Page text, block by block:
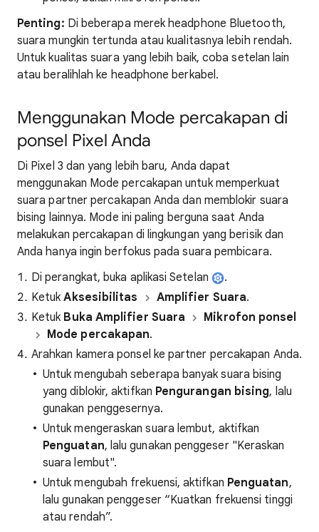
Penting: Di beberapa merek headphone Bluetooth,
suara mungkin tertunda atau kualitasnya lebih rendah.
Untuk kualitas suara yang lebih baik, coba setelan lain
atau beralihlah ke headphone berkabel.
Menggunakan Mode percakapan di
ponsel Pixel Anda
Di Pixel 3 dan yang lebih baru, Anda dapat
menggunakan Mode percakapan untuk memperkuat
suara partner percakapan Anda dan memblokir suara
bising lainnya. Mode ini paling berguna saat Anda
melakukan percakapan di lingkungan yang berisik dan
Anda hanya ingin berfokus pada suara pembicara.
Di perangkat, buka aplikasi Setelan
.
KetukAksesibilitas Amplifier Suara.
Ketuk Buka Amplifier Suara
Mikrofon ponsel
Mode percakapan.
Arahkan kamera ponsel ke partner percakapan Anda.
Untuk mengubah seberapa banyak suara bising
yang diblokir, aktifkan Pengurangan bising, lalu
gunakan penggesernya.
Untuk mengeraskan suara lembut, aktifkan
Penguatan, lalu gunakan penggeser "Keraskan
suara lembut".
Untuk mengubah frekuensi, aktifkan Penguatan,
lalu gunakan penggeser “Kuatkan frekuensi tinggi
atau rendah”.